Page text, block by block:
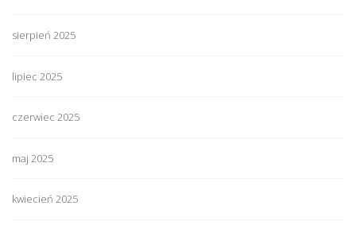
sierpień 2025
lipiec 2025
czerwiec 2025
maj 2025
kwiecień 2025